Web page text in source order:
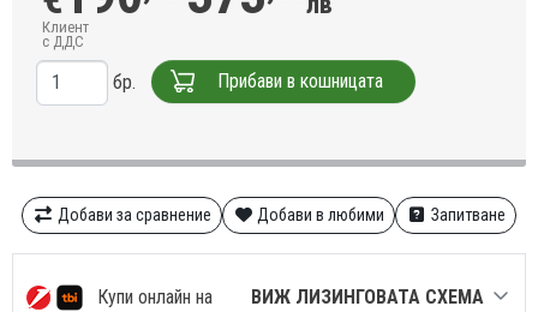
Клиент
с ДДС
бр. Прибави в кошницата
Добави за сравнение Добави в любими Запитване
Купи онлайн на
ВИЖ ЛИЗИНГОВАТА СХЕМА